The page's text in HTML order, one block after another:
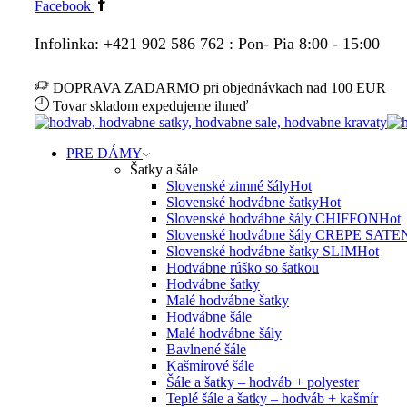
Facebook
Infolinka: +421 902 586 762 : Pon- Pia 8:00 - 15:00
DOPRAVA ZADARMO pri objednávkach nad 100 EUR
Tovar skladom expedujeme ihneď
PRE DÁMY
Šatky a šále
Slovenské zimné šályHot
Slovenské hodvábne šatkyHot
Slovenské hodvábne šály CHIFFONHot
Slovenské hodvábne šály CREPE
Slovenské hodvábne šatky SLIMHot
Hodvábne rúško so šatkou
Hodvábne šatky
Malé hodvábne šatky
Hodvábne šále
Malé hodvábne šály
Bavlnené šále
Kašmírové šále
Šále a šatky – hodváb + polyester
Teplé šále a šatky – hodváb + kašmír